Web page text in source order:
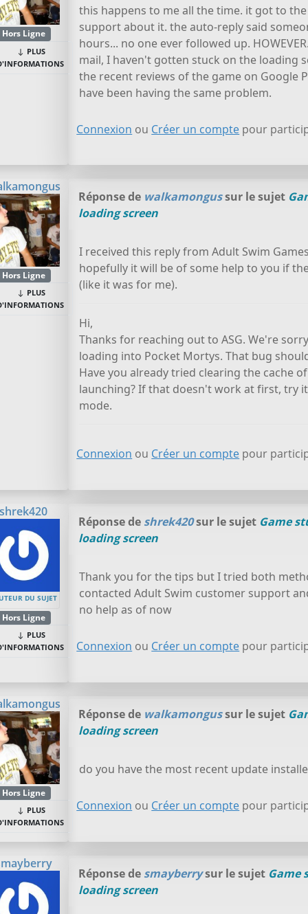
Hors Ligne
PLUS
this happens to me all the time. it got to
support about it. the auto-reply said
hours... no one ever followed up.
mail, I haven't gotten stuck on the loading
the recent reviews of the game on Google
have been having the same problem.
Connexion ou Créer un compte pour
Hors Ligne
PLUS
Réponse de walkamongussur le sujet
loading screen
I received this reply from Adult Swim
hopefully it will be of some help to you if
(like it was for me).
Hi,
Thanks for reaching out to ASG. We're
loading into Pocket Mortys. That bug
Have you already tried clearing the cache
launching? If that doesn't work at first, try
mode.
Connexion ou Créer un compte pour
shrek420
DU SUJET
Hors Ligne
PLUS
Réponse de shrek420sur le sujet Game
loading screen
Thank you for the tips but I tried both
contacted Adult Swim customer support
no help as of now
Connexion ou Créer un compte pour
Hors Ligne
PLUS
Réponse de walkamongussur le sujet
loading screen
do you have the most recent update
Connexion ou Créer un compte pour
Réponse de smayberrysur le sujet Game
loading screen